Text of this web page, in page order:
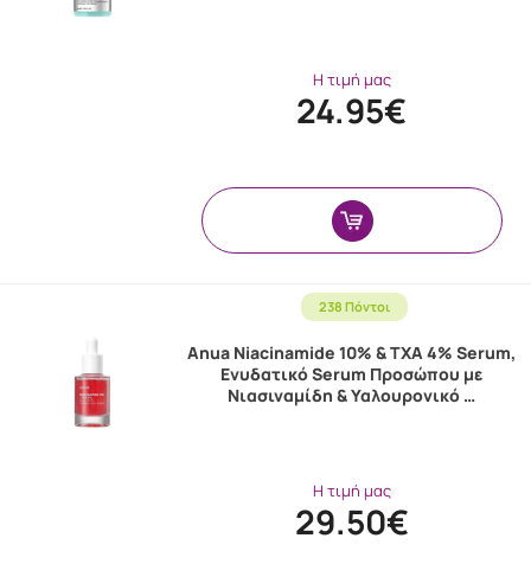
Η τιμή μας
24.95€
238 Πόντοι
Anua Niacinamide 10% & TXA 4% Serum,
Ενυδατικό Serum Προσώπου με
Νιασιναμίδη & Υαλουρονικό …
Η τιμή μας
29.50€